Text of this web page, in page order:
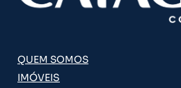
QUEM SOMOS
IMÓVEIS